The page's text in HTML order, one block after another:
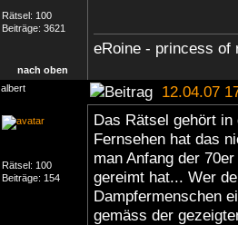
Rätsel: 100
Beiträge: 3621
eRoine - princess of
nach oben
albert
12.04.07
Rätsel: 100
Beiträge: 154
Das Rätsel gehört
Fernsehen hat das
man Anfang der
gereimt hat... Wer
Dampfermenschen
gemäss der